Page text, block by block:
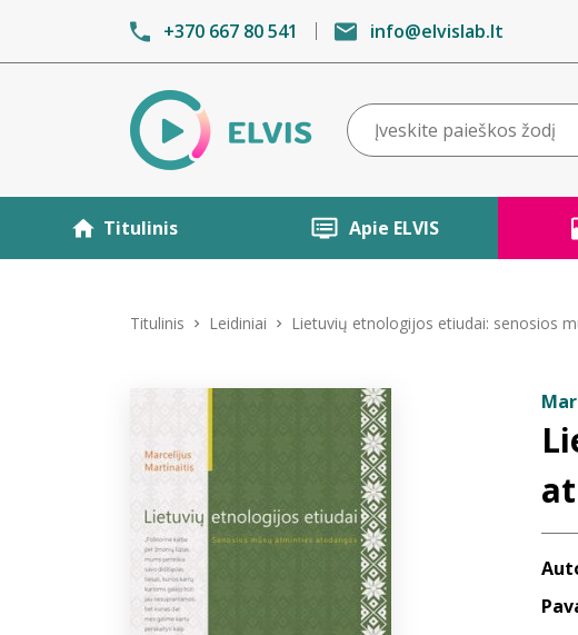
+370 667 80 541 info@elvislab.lt
Titulinis Apie ELVIS
Titulinis Leidiniai Lietuvių etnologijos etiudai: senosios